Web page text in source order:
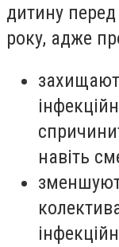
дитину
року, адже
навіть